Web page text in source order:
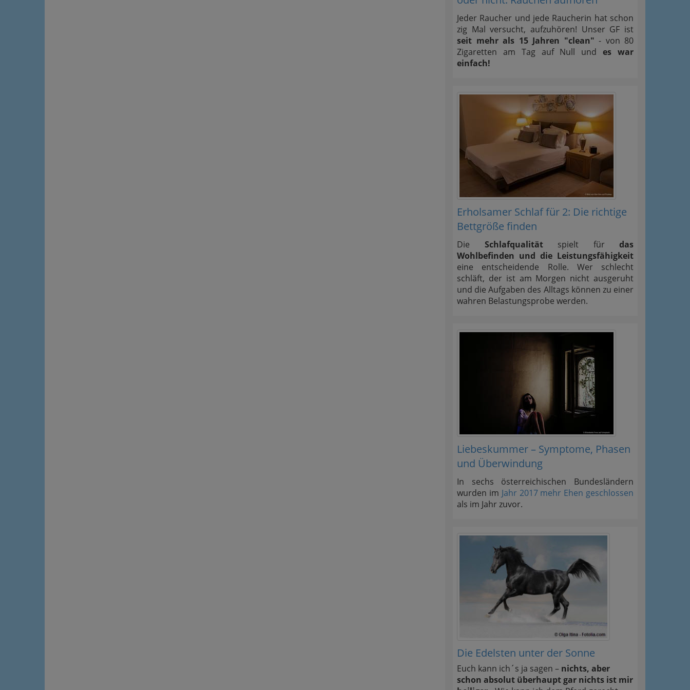
Jeder Raucher und jede Raucherin hat schon
zig Mal versucht, aufzuhören! Unser GF ist
seit mehr als 15 Jahren "clean" - von 80
Zigaretten am Tag auf Null undes war
einfach!
Erholsamer Schlaf für 2: Die richtige
Bettgröße finden
Die Schlafqualitätspielt für das
Wohlbefinden und die Leistungsfähigkeit
eine entscheidende Rolle. Wer schlecht
schläft, der ist am Morgen nicht ausgeruht
und die Aufgaben des Alltags können zu einer
wahren Belastungsprobe werden.
Liebeskummer – Symptome, Phasen
und Überwindung
In sechs österreichischen Bundesländern
wurden im Jahr 2017 mehr Ehen geschlossen
als im Jahr zuvor.
Die Edelsten unter der Sonne
Euch kann ich´s ja sagen – nichts, aber
schon absolut überhaupt gar nichts ist mir